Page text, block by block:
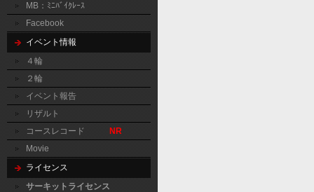
MB：ﾐﾆﾊﾞｲｸﾚｰｽ
Facebook
イベント情報
４輪
２輪
イベント報告
リザルト
コースレコード
NR
Movie
ライセンス
サーキットライセンス